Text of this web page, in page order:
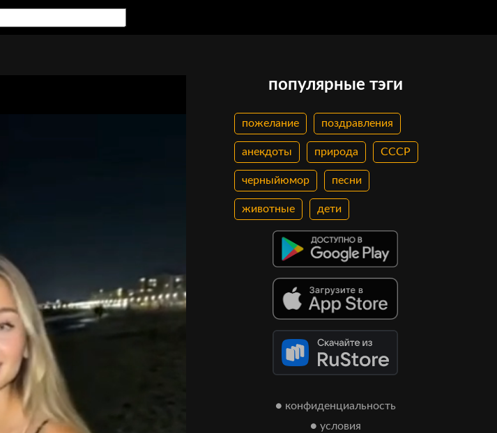
популярные тэги
пожелание поздравления
анекдоты природа СССР
черныйюмор песни
животные дети
● конфиденциальность
● условия